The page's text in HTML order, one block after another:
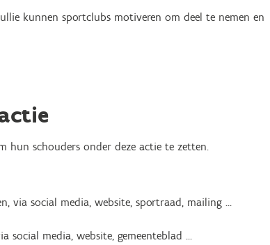
kunnen sportclubs motiveren om deel te nemen en
hun schouders onder deze actie te zetten.
via social media, website, sportraad, mailing …
social media, website, gemeenteblad …